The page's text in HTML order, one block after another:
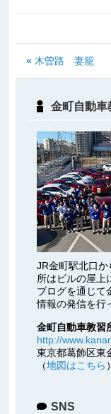
« 木曽路 妻籠
金町自動車
JR金町駅北口
所はビルの屋上
ブログを通じて
情報の発信を行
金町自動車教習
http://
東京都葛飾区東
（地図はこちら ）
SNS